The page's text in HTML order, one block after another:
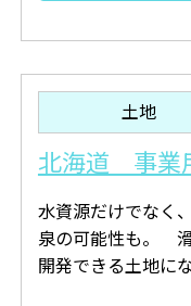
土地
北海道 事業
水資源だけでなく
泉の可能性も。
開発できる土地にな